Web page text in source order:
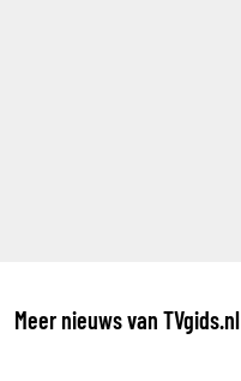
Meer nieuws van TVgids.nl